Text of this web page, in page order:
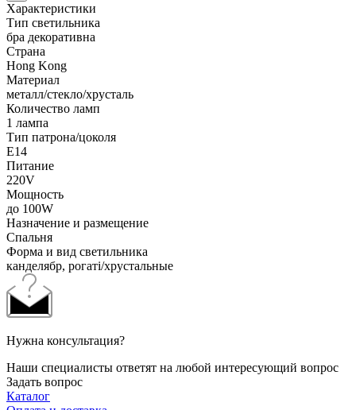
Характеристики
Тип светильника
бра декоративна
Страна
Hong Kong
Материал
металл/стекло/хрусталь
Количество ламп
1 лампа
Тип патрона/цоколя
E14
Питание
220V
Мощность
до 100W
Назначение и размещение
Спальня
Форма и вид светильника
канделябр, рогаті/хрустальные
Нужна консультация?
Наши специалисты ответят на любой интересующий вопрос
Задать вопрос
Каталог